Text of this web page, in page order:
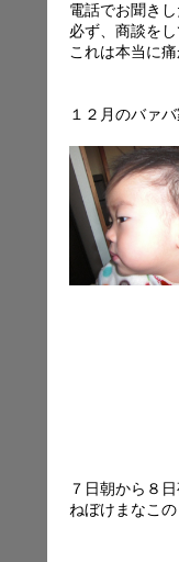
電話でお聞き
必ず、商談を
これは本当に
１２月のバァ
７日朝から８
ねぼけまなこ